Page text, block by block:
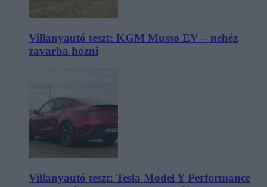
Villanyautó teszt: KGM Musso EV – nehéz
zavarba hozni
Villanyautó teszt: Tesla Model Y Performance